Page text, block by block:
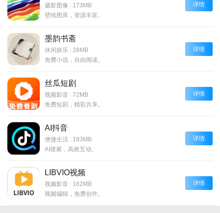
摄影图像 | 173MB
壁纸图库，资源丰富。
详情
墨韵书斋
休闲娱乐 | 28MB
免费小说，自由阅读。
详情
丝瓜短剧
视频影音 | 72MB
免费短剧，精彩共享。
详情
AI抖音
便捷生活 | 183MB
AI搜索，高效互动。
详情
LIBVIO视频
视频影音 | 162MB
视频编辑，免费创作。
详情